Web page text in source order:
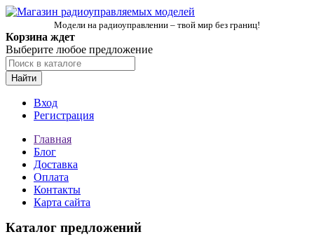
Модели на радиоуправлении – твой мир без границ!
Корзина ждет
Выберите любое предложение
Найти
Вход
Регистрация
Главная
Блог
Доставка
Оплата
Контакты
Карта сайта
Каталог предложений